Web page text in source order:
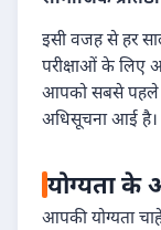
इसी वजह से हर
परीक्षाओं के लिए
आपको सबसे पहले
अधिसूचना आई है।
योग्यता के
आपकी योग्यता